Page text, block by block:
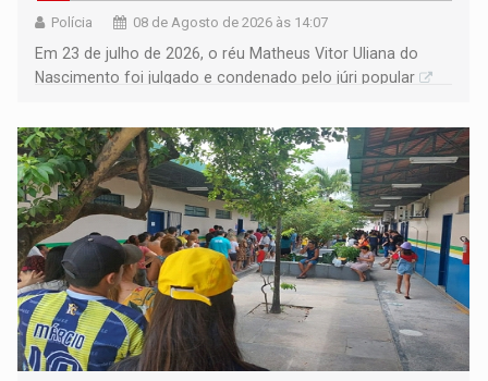
Polícia 08 de Agosto de 2026 às 14:07
Em 23 de julho de 2026, o réu Matheus Vitor Uliana do
Nascimento foi julgado e condenado pelo júri popular